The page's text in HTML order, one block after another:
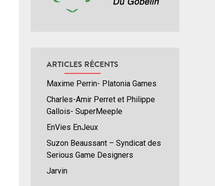
ARTICLES RÉCENTS
Maxime Perrin- Platonia Games
Charles-Amir Perret et Philippe
Gallois- SuperMeeple
EnVies EnJeux
Suzon Beaussant – Syndicat des
Serious Game Designers
Jarvin